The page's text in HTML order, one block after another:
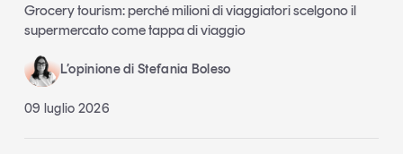
Grocery tourism: perché milioni di viaggiatori scelgono il
supermercato come tappa di viaggio
L’opinione di Stefania Boleso
09 luglio 2026